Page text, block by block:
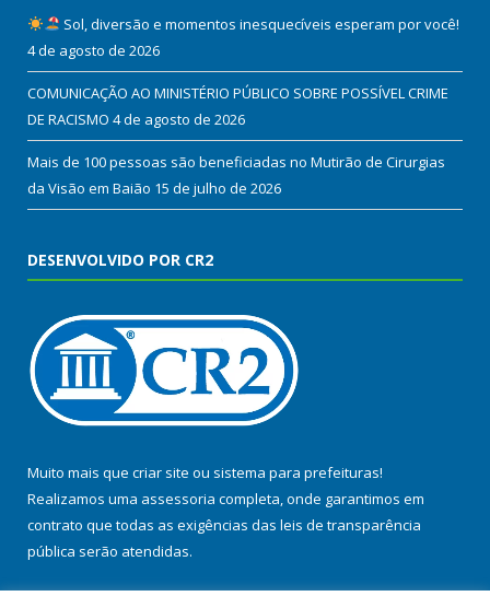
Sol, diversão e momentos inesquecíveis esperam por você!
4 de agosto de 2026
COMUNICAÇÃO AO MINISTÉRIO PÚBLICO SOBRE POSSÍVEL CRIME
DE RACISMO 4 de agosto de 2026
Mais de 100 pessoas são beneficiadas no Mutirão de Cirurgias
da Visão em Baião 15 de julho de 2026
DESENVOLVIDO POR CR2
Muito mais que criar site ou sistema para prefeituras!
Realizamos uma assessoria completa, onde garantimos em
contrato que todas as exigências das leis de transparência
pública serão atendidas.